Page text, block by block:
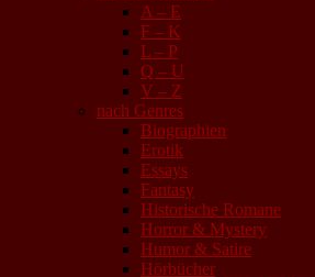
A – E
F – K
L – P
Q – U
V – Z
nach Genres
Biographien
Erotik
Essays
Fantasy
Historische Romane
Horror & Mystery
Humor & Satire
Hörbücher